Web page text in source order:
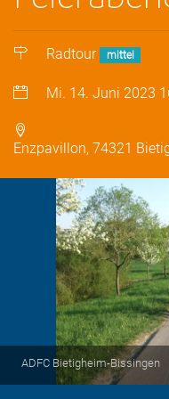
Radtour mittel
Mi. 14. Juni 2023
Enzpavillon, 74321
ADFC Bietigheim-Bissingen